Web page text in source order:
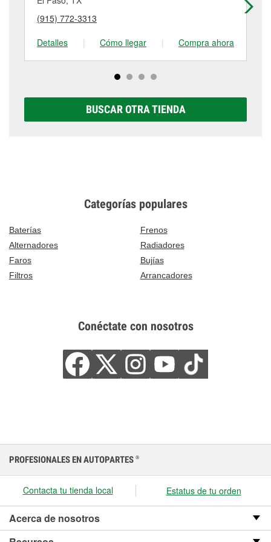
tienda #1872 para obtener más información.
(915) 772-3313
Detalles
| Cómo llegar | Compra ahora
BUSCAR OTRA TIENDA
Categorías populares
Baterías
Frenos
Alternadores
Radiadores
Faros
Bujías
Filtros
Arrancadores
Conéctate con nosotros
PROFESIONALES EN AUTOPARTES ®
Contacta tu tienda local Estatus de tu orden
Acerca de nosotros